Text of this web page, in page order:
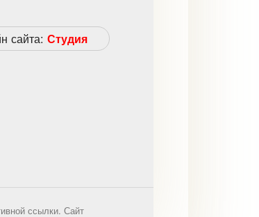
сайта: Студия
ссылки. Сайт